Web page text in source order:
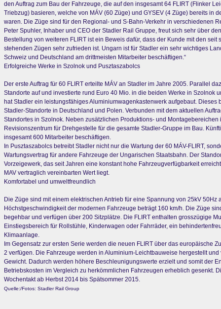
den Auftrag zum Bau der Fahrzeuge, die auf den insgesamt 64 FLIRT (Flinker
Triebzug) basieren, welche von MÁV (60 Züge) und GYSEV (4 Züge) bereits in
waren. Die Züge sind für den Regional- und S-Bahn-Verkehr in verschiedenen
Peter Spuhler, Inhaber und CEO der Stadler Rail Gruppe, freut sich sehr über
Bestellung von weiteren FLIRT ist ein Beweis dafür, dass der Kunde mit den seit
stehenden Zügen sehr zufrieden ist. Ungarn ist für Stadler ein sehr wichtiges
Schweiz und Deutschland am drittmeisten Mitarbeiter beschäftigen.“
Erfolgreiche Werke in Szolnok und Pusztaszabolcs
Der erste Auftrag für 60 FLIRT erteilte MÁV an Stadler im Jahre 2005. Parallel
Standorte auf und investierte rund Euro 40 Mio. in die beiden Werke in Szolnok
hat Stadler ein leistungsfähiges Aluminiumwagenkastenwerk aufgebaut. Dieses
Stadler-Standorte in Deutschland und Polen. Verbunden mit dem aktuellen
Standortes in Szolnok. Neben zusätzlichen Produktions- und Montagebereichen
Revisionszentrum für Drehgestelle für die gesamte Stadler-Gruppe im Bau.
insgesamt 600 Mitarbeiter beschäftigen.
In Pusztaszabolcs betreibt Stadler nicht nur die Wartung der 60 MÁV-FLIRT,
Wartungsvertrag für andere Fahrzeuge der Ungarischen Staatsbahn. Der
Vorzeigewerk, das seit Jahren eine konstant hohe Fahrzeugverfügbarkeit
MAV vertraglich vereinbarten Wert liegt.
Komfortabel und umweltfreundlich
Die Züge sind mit einem elektrischen Antrieb für eine Spannung von 25kV 50Hz
Höchstgeschwindigkeit der modernen Fahrzeuge beträgt 160 km/h. Die Züge
begehbar und verfügen über 200 Sitzplätze. Die FLIRT enthalten grosszügige
Einstiegsbereich für Rollstühle, Kinderwagen oder Fahrräder, ein
Klimaanlage.
Im Gegensatz zur ersten Serie werden die neuen FLIRT über das europäische
2 verfügen. Die Fahrzeuge werden in Aluminium-Leichtbauweise hergestellt
Gewicht. Dadurch werden höhere Beschleunigungswerte erzielt und somit der
Betriebskosten im Vergleich zu herkömmlichen Fahrzeugen erheblich gesenkt.
Wochentakt ab Herbst 2014 bis Spätsommer 2015.
Quelle:/Fotos: Stadler Rail Group